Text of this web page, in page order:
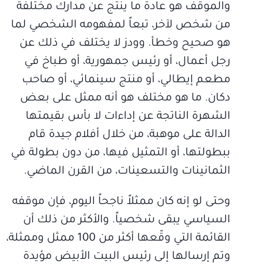
والموقف هو عادة ما ينتج عن مدارك مختلفة
من شخص لآخر، تبعاً لمفهومه الشخصي لما
هو صحيح وخطأ. وودز لا يختلف في ذلك عن
رجل أعمال، أو رئيس جمهورية، أو طباخ في
مطعم إيطالي، أو منتج سينمائي، أو صاحب
دكان. ما هو مختلف هو أنه ممثل على بعض
الشهرة الناتجة عن إداءات لا بأس بقيمتها
الدالة على موهبة، من خلال أفلام جيدة قام
ببطولتها، أو التمثيل فيها، من دون بطولة في
الثمانينات والتسعينات، من القرن الماضي.
وحتى لو إنه كان ممثلاً ناجحاً اليوم، فإن موقفه
السياسي يبقى شخصياً. والأكثر من ذلك أن
القائمة التي وقّعها أكثر من 100 ممثل وممثلة،
وتم إرسالها إلى رئيس البيت الأبيض مؤيدة